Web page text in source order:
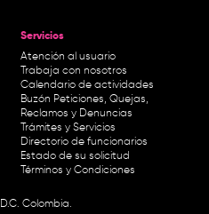
Servicios
Atención al usuario
Trabaja con nosotros
Calendario de actividades
Buzón Peticiones, Quejas,
Reclamos y Denuncias
Trámites y Servicios
Directorio de funcionarios
Estado de su solicitud
Términos y Condiciones
Colombia.